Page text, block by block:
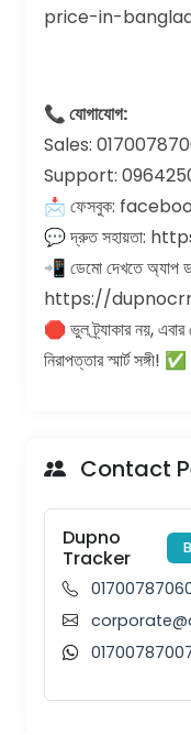
price-in-
📞 যোগাযোগ:
Sales:
Support:
📩 ফেসবুক:
💬 দ্রুত সহায়তা:
📲 ডেমো দেখতে অ্যাপ
https://
🛑 ভুল ট্র্যাকার নয়,
নিরাপত্তার স্মার্ট সঙ্গী! ✅
Contact
Dupno
Tracker